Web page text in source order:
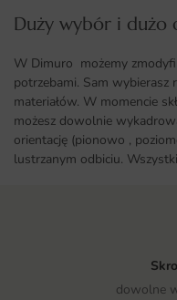
Duży wybór i dużo
W Dimuro możemy
potrzebami. Sam wybierasz
materiałów. W momencie
możesz dowolnie
orientację (pionowo ,
lustrzanym odbiciu.
dowolne